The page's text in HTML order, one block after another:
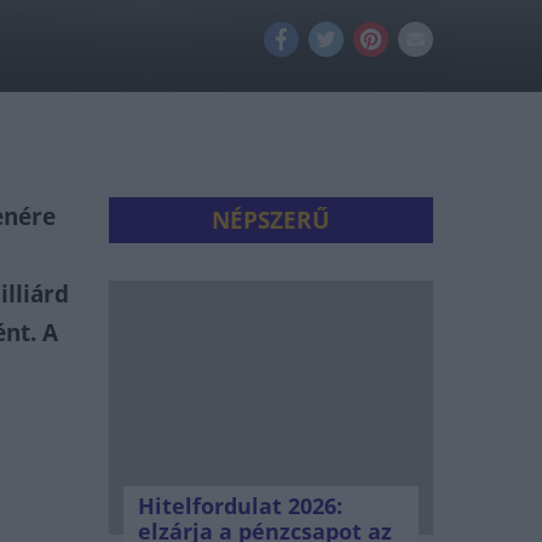
A
NÉPSZERŰ
Hitelfordulat 2026:
elzárja a pénzcsapot az